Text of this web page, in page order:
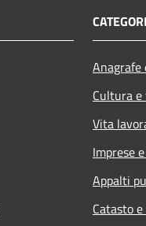
Cultura
Vita
Imprese
Appalti
Catasto